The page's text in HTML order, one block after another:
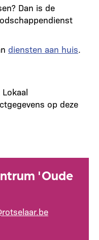
'Oude
Dan is de
diensten aan huis.
op deze